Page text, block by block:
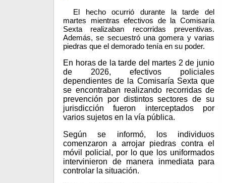
El hecho ocurrió durante la tarde del
martes mientras efectivos de la Comisaría
Sexta realizaban recorridas preventivas.
Además, se secuestró una gomera y varias
piedras que el demorado tenía en su poder.
En horas de la tarde del martes 2 de junio
de 2026, efectivos policiales
dependientes de la Comisaría Sexta que
se encontraban realizando recorridas de
prevención por distintos sectores de su
jurisdicción fueron interceptados por
varios sujetos en la vía pública.
Según se informó, los individuos
comenzaron a arrojar piedras contra el
móvil policial, por lo que los uniformados
intervinieron de manera inmediata para
controlar la situación.